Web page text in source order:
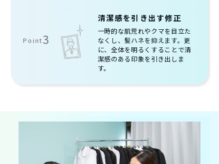
Point3
清潔感を引き出す修正
一時的な肌荒れやクマを目立た
なくし、髪ハネを抑えます。更
に、全体を明るくすることで清
潔感のある印象を引き出しま
す。